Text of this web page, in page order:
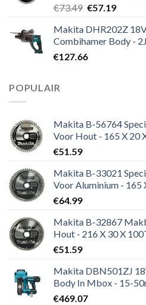
€73.49
was:
€73.49.
€57.19Huidige
is:
€57.19.
Makita DHR202Z
Combihamer Body - 2J
€127.66
POPULAIR
Makita B-56764
Voor Hout - 165 X 20
€51.59
Makita B-33021
Voor Aluminium - 165
€64.99
Makita B-32867
Hout - 216 X 30 X
€51.59
Makita DBN501ZJ
Body In Mbox - 15-
€469.07